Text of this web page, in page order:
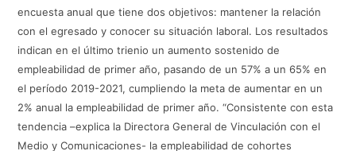
encuesta anual que tiene dos objetivos: mantener la relación
con el egresado y conocer su situación laboral. Los resultados
indican en el último trienio un aumento sostenido de
empleabilidad de primer año, pasando de un 57% a un 65% en
el período 2019-2021, cumpliendo la meta de aumentar en un
2% anual la empleabilidad de primer año. “Consistente con esta
tendencia –explica la Directora General de Vinculación con el
Medio y Comunicaciones- la empleabilidad de cohortes